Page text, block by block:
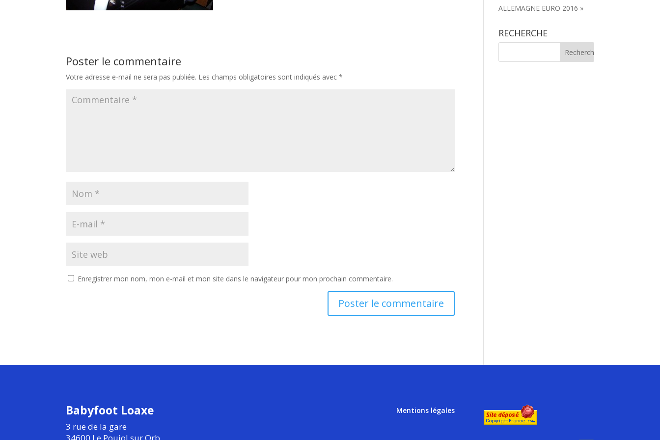
Poster le commentaire
Votre adresse e-mail ne sera pas publiée. Les champs obligatoires sont indiqués avec*
Enregistrer mon nom, mon e-mail et mon site dans le navigateur pour mon prochain commentaire.
ALLEMAGNE EURO 2016 »
RECHERCHE
Babyfoot Loaxe
3 rue de la gare
34600 Le Poujol sur Orb
Mentions légales